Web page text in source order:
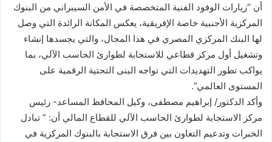
أن “زيارات الوفود الفنية المتخصصة في الأمن السيبراني من البنوك
المركزية الأجنبية خاصة الإفريقية، يعكس المكانة الرائدة التي وصل
لها البنك المركزي المصري في هذا المجال، والتي يجسدها إنشاء
وتشغيل أول مركز قطاعي للاستجابة لطوارئ الحاسب الآلي، بما
يواكب تطور التهديدات التي تواجه البنى التحتية الرقمية على
المستوى العالمي”.
وأكد الدكتور/ إبراهيم مصطفى، وكيل المحافظ المساعد- رئيس
مركز الاستجابة لطوارئ الحاسب الآلي للقطاع المالي أن: ” تبادل
الخبرات وتدعيم التعاون بين فرق الاستجابة بالبنوك المركزية في